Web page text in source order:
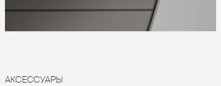
АКСЕССУАРЫ